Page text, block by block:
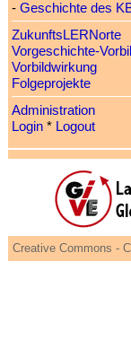
- Geschichte des
ZukunftsLERNorte
Vorgeschichte-
Vorbildwirkung
Folgeprojekte
Administration
Login* Logout
Creative Commons -